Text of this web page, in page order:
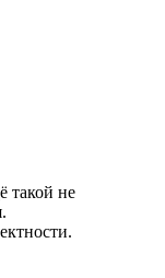
такой не